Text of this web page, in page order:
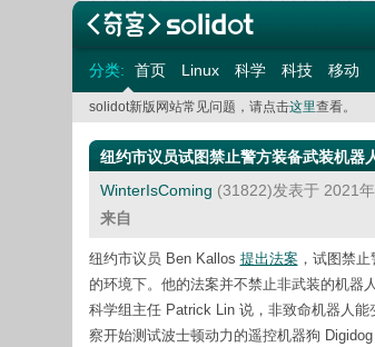
分类: 首页 Linux 科学 科技 移动
solidot新版网站常见问题，请点击这里查看。
纽约市议员试图禁止警方装备武装机器
WinterIsComing (31822)发表于 2021
来自
纽约市议员 Ben Kallos 提出法案，试图禁止
的环境下。他的法案并不禁止非武装的机器
科学组主任 Patrick Lin 说，非致命机器人
察开始测试波士顿动力的遥控机器狗